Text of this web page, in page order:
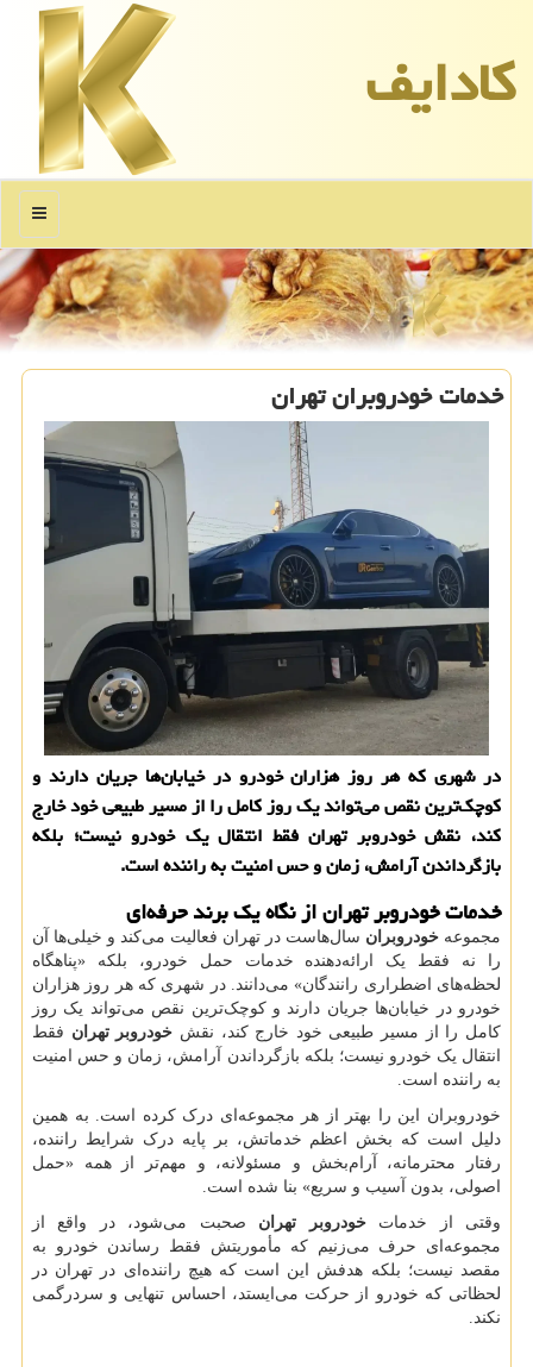
كادایف
منو
خدمات خودروبران تهران
در شهری که هر روز هزاران خودرو در خیابان‌ها جریان دارند و
کوچک‌ترین نقص می‌تواند یک روز کامل را از مسیر طبیعی خود خارج
کند، نقش خودروبر تهران فقط انتقال یک خودرو نیست؛ بلکه
بازگرداندن آرامش، زمان و حس امنیت به راننده است.
خدمات خودروبر تهران از نگاه یک برند حرفه‌ای
مجموعه خودروبران سال‌هاست در تهران فعالیت می‌کند و خیلی‌ها آن
را نه فقط یک ارائه‌دهنده خدمات حمل خودرو، بلکه «پناهگاه
لحظه‌های اضطراری رانندگان» می‌دانند. در شهری که هر روز هزاران
خودرو در خیابان‌ها جریان دارند و کوچک‌ترین نقص می‌تواند یک روز
کامل را از مسیر طبیعی خود خارج کند، نقش خودروبر تهران فقط
انتقال یک خودرو نیست؛ بلکه بازگرداندن آرامش، زمان و حس امنیت
به راننده است.
خودروبران این را بهتر از هر مجموعه‌ای درک کرده است. به همین
دلیل است که بخش اعظم خدماتش، بر پایه درک شرایط راننده،
رفتار محترمانه، آرام‌بخش و مسئولانه، و مهم‌تر از همه «حمل
اصولی، بدون آسیب و سریع» بنا شده است.
وقتی از خدماتخودروبر تهران صحبت می‌شود، در واقع از
مجموعه‌ای حرف می‌زنیم که مأموریتش فقط رساندن خودرو به
مقصد نیست؛ بلکه هدفش این است که هیچ راننده‌ای در تهران در
لحظاتی که خودرو از حرکت می‌ایستد، احساس تنهایی و سردرگمی
نکند.